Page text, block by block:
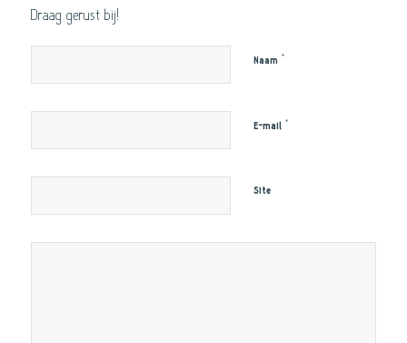
Draag gerust bij!
Naam *
E-mail *
Site